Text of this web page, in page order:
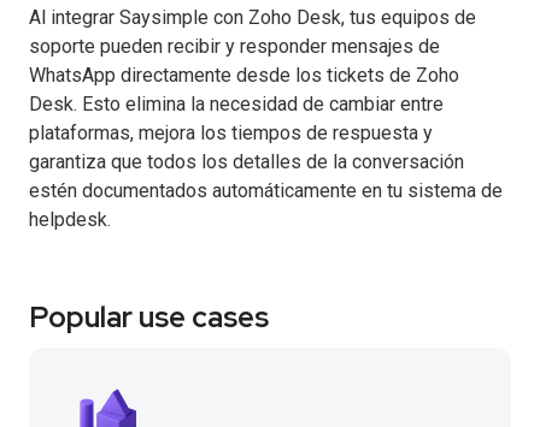
Al integrar Saysimple con Zoho Desk, tus equipos de
soporte pueden recibir y responder mensajes de
WhatsApp directamente desde los tickets de Zoho
Desk. Esto elimina la necesidad de cambiar entre
plataformas, mejora los tiempos de respuesta y
garantiza que todos los detalles de la conversación
estén documentados automáticamente en tu sistema de
helpdesk.
Popular use cases